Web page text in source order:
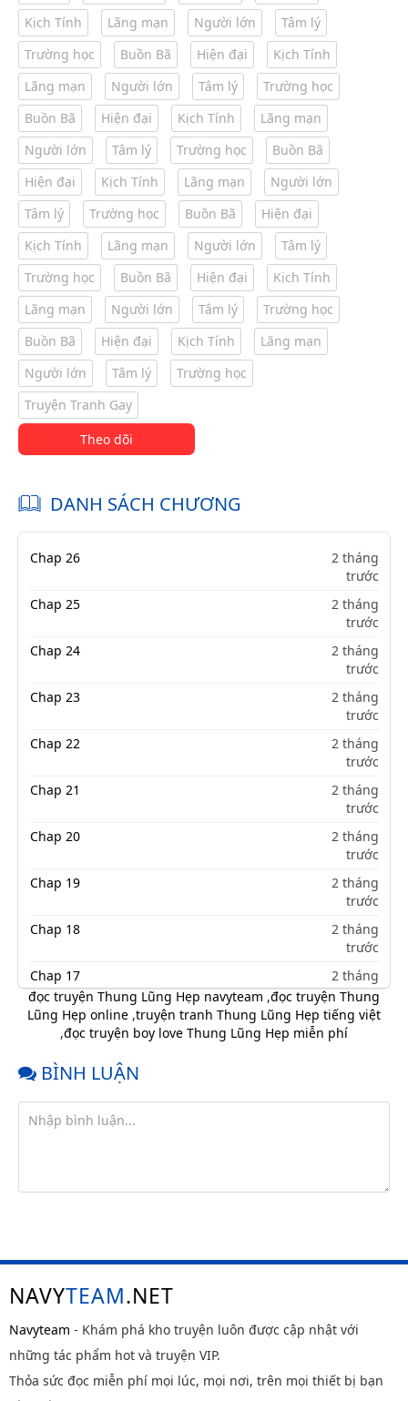
Kịch Tính
Lãng mạn Người lớn
Tâm lý
Trường học
Buồn Bã Hiện đại
Kịch Tính
Lãng mạn
Người lớn Tâm lý
Trường học
Buồn Bã
Hiện đại Kịch Tính
Lãng mạn
Người lớn
Tâm lý Trường học
Buồn Bã
Hiện đại
Kịch Tính Lãng mạn
Người lớn
Tâm lý
Trường học Buồn Bã
Hiện đại
Kịch Tính
Lãng mạn Người lớn
Tâm lý
Trường học
Buồn Bã Hiện đại
Kịch Tính
Lãng mạn
Người lớn Tâm lý
Trường học
Buồn Bã
Hiện đại Kịch Tính
Lãng mạn
Người lớn
Tâm lý
Trường học
Truyện Tranh Gay
Theo dõi
DANH SÁCH CHƯƠNG
Chap 26
2 tháng
trước
Chap 25
2 tháng
trước
Chap 24
2 tháng
trước
Chap 23
2 tháng
trước
Chap 22
2 tháng
trước
Chap 21
2 tháng
trước
Chap 20
2 tháng
trước
Chap 19
2 tháng
trước
Chap 18
2 tháng
trước
Chap 17
2 tháng
trước
Chap 16
2 tháng
trước
Chap 15
Chap 14
Chap 10
Chap 9
2 tháng
đọc truyện Thung Lũng Hẹp navyteam ,đọc truyện Thung
Lũng Hẹp online ,truyện tranh Thung Lũng Hẹp tiếng việt
,đọc truyện boy love Thung Lũng Hẹp miễn phí
BÌNH LUẬN
NAVYTEAM.NET
Navyteam - Khám phá kho truyện luôn được cập nhật với
những tác phẩm hot và truyện VIP.
Thỏa sức đọc miễn phí mọi lúc, mọi nơi, trên mọi thiết bị bạn